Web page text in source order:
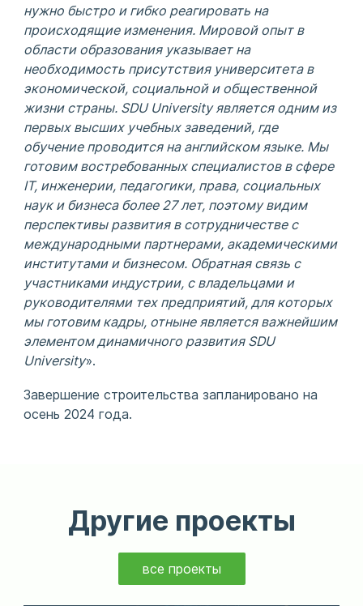
нужно быстро и гибко реагировать на
происходящие изменения. Мировой опыт в
области образования указывает на
необходимость присутствия университета в
экономической, социальной и общественной
жизни страны. SDU University является одним из
первых высших учебных заведений, где
обучение проводится на английском языке. Мы
готовим востребованных специалистов в сфере
IT, инженерии, педагогики, права, социальных
наук и бизнеса более 27 лет, поэтому видим
перспективы развития в сотрудничестве с
международными партнерами, академическими
институтами и бизнесом. Обратная связь с
участниками индустрии, с владельцами и
руководителями тех предприятий, для которых
мы готовим кадры, отныне является важнейшим
элементом динамичного развития SDU
University».
Завершение строительства запланировано на
осень 2024 года.
Другие проекты
все проекты